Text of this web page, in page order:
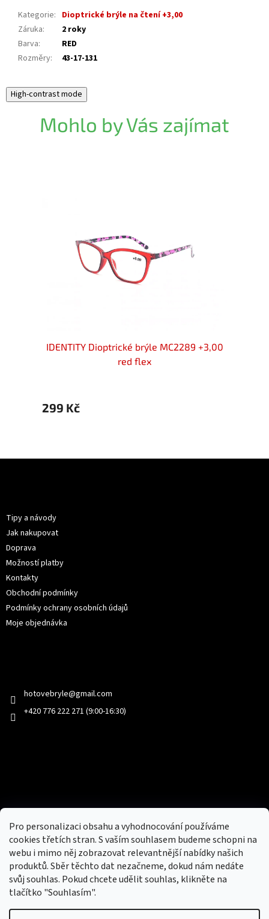
Pro personalizaci obsahu a vyhodnocování používáme
cookies třetích stran. S vaším souhlasem budeme schopni na
webu i mimo něj zobrazovat relevantnější nabídky našich
produktů. Sběr těchto dat nezačneme, dokud nám nedáte
svůj souhlas. Pokud chcete udělit souhlas, klikněte na
tlačítko "Souhlasím".
Kategorie: Dioptrické brýle na čtení +3,00
Záruka:
2 roky
Barva:
RED
Rozměry: 43-17-131
High-contrast mode
Mohlo by Vás zajímat
IDENTITY Dioptrické brýle MC2289 +3,00
red flex
299 Kč
Tipy a návody
Jak nakupovat
Doprava
Možností platby
Kontakty
Obchodní podmínky
Podmínky ochrany osobních údajů
Moje objednávka
hotovebryle@gmail.com
+420 776 222 271 (9:00-16:30)
Nový obchod s batohy, cestovními zavazadly, tašky a peněženky